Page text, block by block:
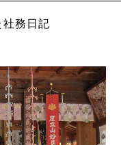
務日記